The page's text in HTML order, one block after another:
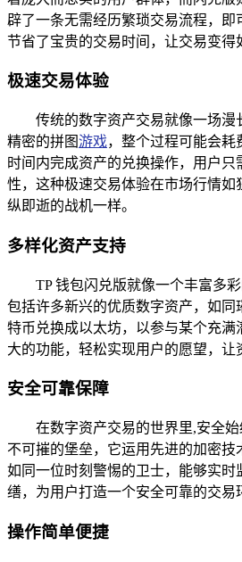
辟了一条无需经历繁琐交易流程，
节省了宝贵的交易时间，让交易变得
极速交易体验
传统的数字资产交易就像一场
精密的拼图游戏，整个过程可能会
时间内完成资产的兑换操作，用户
性，这种极速交易体验在市场行情
纵即逝的战机一样。
多样化资产支持
TP 钱包闪兑版就像一个丰富多
包括许多新兴的优质数字资产，如
特币兑换成以太坊，以参与某个充
大的功能，轻松实现用户的愿望，让
安全可靠保障
在数字资产交易的世界里,安全
不可摧的堡垒，它运用先进的加密
如同一位时刻警惕的卫士，能够实
缮，为用户打造一个安全可靠的交易
操作简单便捷